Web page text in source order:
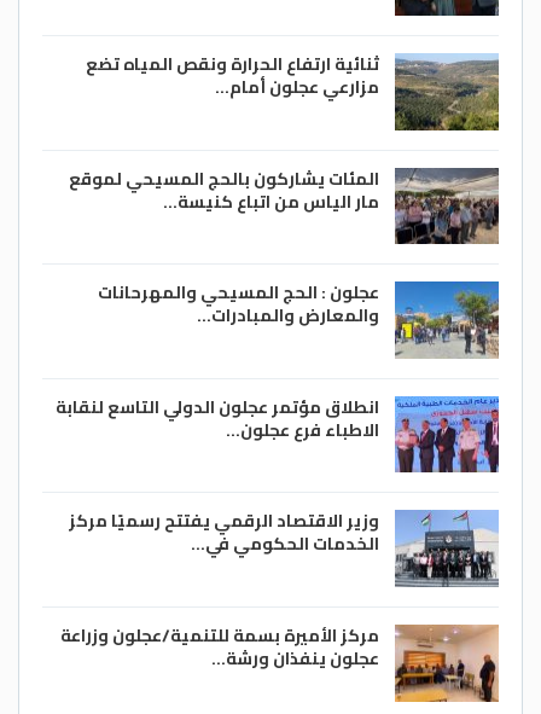
ثنائية ارتفاع الحرارة ونقص المياه تضع
مزارعي عجلون أمام…
المئات يشاركون بالحج المسيحي لموقع
مار الياس من اتباع كنيسة…
عجلون : الحج المسيحي والمهرحانات
والمعارض والمبادرات…
انطلاق مؤتمر عجلون الدولي التاسع لنقابة
الاطباء فرع عجلون…
وزير الاقتصاد الرقمي يفتتح رسميًا مركز
الخدمات الحكومي في…
مركز الأميرة بسمة للتنمية/عجلون وزراعة
عجلون ينفذان ورشة…